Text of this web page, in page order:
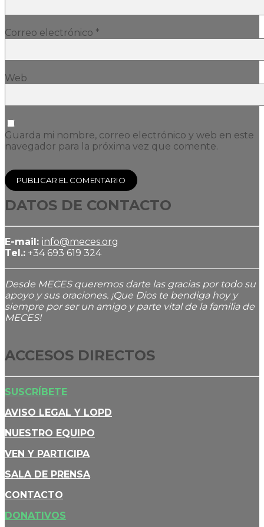
Correo electrónico *
Web
Guarda mi nombre, correo electrónico y web en este
navegador para la próxima vez que comente.
DATOS DE CONTACTO
E-mail: info@meces.org
Tel.: +34 693 619 324
Desde MECES queremos darte las gracias por todo su
apoyo y sus oraciones. ¡Que Dios te bendiga hoy y
siempre por ser un amigo y parte vital de la familia de
MECES!
ACCESOS DIRECTOS
SUSCRÍBETE
AVISO LEGAL Y LOPD
NUESTRO EQUIPO
VEN Y PARTICIPA
SALA DE PRENSA
CONTACTO
DONATIVOS